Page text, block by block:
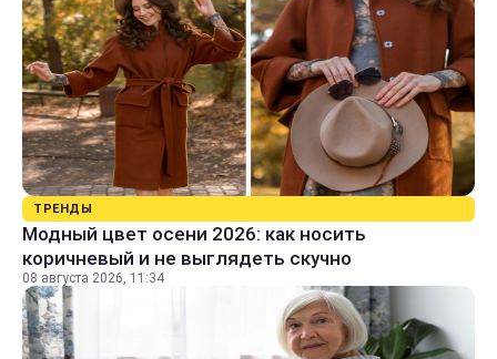
ТРЕНДЫ
Модный цвет осени 2026: как носить
коричневый и не выглядеть скучно
08 августа 2026, 11:34